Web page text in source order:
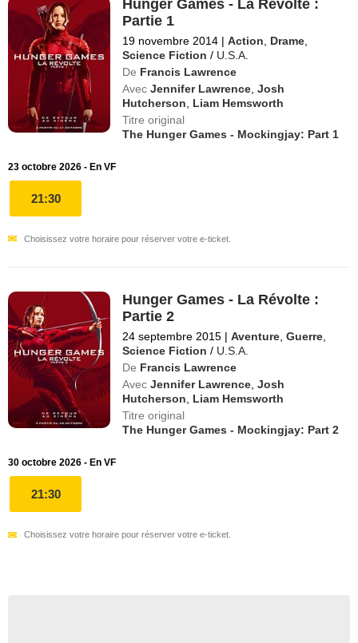
Hunger Games - La Révolte :
Partie 1
19 novembre 2014 | Action Drame
Science Fiction / U.S.A.
De Francis Lawrence
Avec Jennifer Lawrence ,Josh
Hutcherson
Liam Hemsworth
Titre original
The Hunger Games - Mockingjay: Part 1
23 octobre 2026 - En VF
21:30
Choisissez votre horaire pour réserver votre e-ticket.
Hunger Games - La Révolte :
Partie 2
24 septembre 2015 | Aventure,Guerre,
Science Fiction / U.S.A.
De Francis Lawrence
Avec Jennifer Lawrence,Josh
Hutcherson, Liam Hemsworth
Titre original
The Hunger Games - Mockingjay: Part 2
30 octobre 2026 - En VF
21:30
Choisissez votre horaire pour réserver votre e-ticket.